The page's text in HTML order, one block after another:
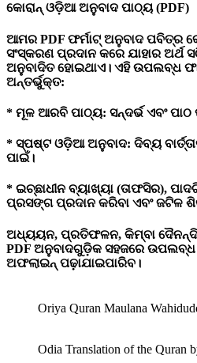
କୋରାନ୍ ଓଡ଼ିଆଅନୁବାଦ ପାଠ୍ୟ (PDF)
ଆମର PDF ଫର୍ମାଟ୍ ଅନୁବାଦ ପବିତ୍ର
ସଂସ୍କରଣ ପ୍ରଦାନ କରେ ଯାହାର ଅର୍ଥ
ଅନୁବାଦିତ ହୋଇଥାଏ। ଏହି ଉପଲବ୍ଧ
ଅନ୍ତର୍ଭୁକ୍ତ:
* ମୂଳ ଆରବି ପାଠ୍ୟ: ସନ୍ଦର୍ଭ ଏବଂ ପାଠ
* ସ୍ପଷ୍ଟ ଓଡ଼ିଆ ଅନୁବାଦ: ଦିବ୍ୟ
ପାଇଁ।
* ଇଚ୍ଛାଧୀନ ବ୍ୟାଖ୍ୟା (ତାଫସିର),
ପ୍ରସଙ୍ଗ ପ୍ରଦାନ କରିବା ଏବଂ ଜଟିଳ
ଅଧ୍ୟୟନ, ପ୍ରତିଫଳନ, କିମ୍ବା
PDF ଅନୁବାଦଗୁଡ଼ିକ ସହଜରେ
ଅଫଲାଇନ୍ ପଢ଼ାଯାଇପାରିବ।
Oriya Quran Maulana
Odia Translation of the Quran